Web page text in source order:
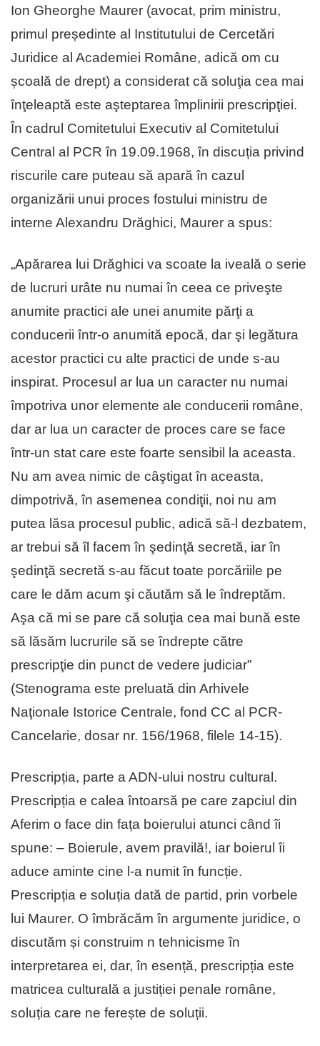
Ion Gheorghe Maurer (avocat, prim ministru,
primul președinte al Institutului de Cercetări
Juridice al Academiei Române, adică om cu
școală de drept) a considerat că soluţia cea mai
înţeleaptă este aşteptarea împlinirii prescripţiei.
În cadrul Comitetului Executiv al Comitetului
Central al PCR în 19.09.1968, în discuția privind
riscurile care puteau să apară în cazul
organizării unui proces fostului ministru de
interne Alexandru Drăghici, Maurer a spus:
„Apărarea lui Drăghici va scoate la iveală o serie
de lucruri urâte nu numai în ceea ce priveşte
anumite practici ale unei anumite părţi a
conducerii într-o anumită epocă, dar şi legătura
acestor practici cu alte practici de unde s-au
inspirat. Procesul ar lua un caracter nu numai
împotriva unor elemente ale conducerii române,
dar ar lua un caracter de proces care se face
într-un stat care este foarte sensibil la aceasta.
Nu am avea nimic de câştigat în aceasta,
dimpotrivă, în asemenea condiţii, noi nu am
putea lăsa procesul public, adică să-l dezbatem,
ar trebui să îl facem în şedinţă secretă, iar în
şedinţă secretă s-au făcut toate porcăriile pe
care le dăm acum şi căutăm să le îndreptăm.
Aşa că mi se pare că soluţia cea mai bună este
să lăsăm lucrurile să se îndrepte către
prescripţie din punct de vedere judiciar”
(Stenograma este preluată din Arhivele
Naţionale Istorice Centrale, fond CC al PCR-
Cancelarie, dosar nr. 156/1968, filele 14-15).
Prescripția, parte a ADN-ului nostru cultural.
Prescripția e calea întoarsă pe care zapciul din
Aferim o face din fața boierului atunci când îi
spune: – Boierule, avem pravilă!, iar boierul îi
aduce aminte cine l-a numit în funcție.
Prescripția e soluția dată de partid, prin vorbele
lui Maurer. O îmbrăcăm în argumente juridice, o
discutăm și construim n tehnicisme în
interpretarea ei, dar, în esență, prescripția este
matricea culturală a justiției penale române,
soluția care ne ferește de soluții.